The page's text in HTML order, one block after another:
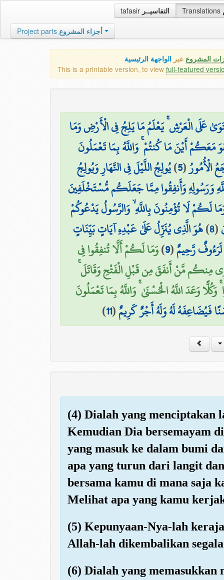
tafasir التفاسيــر Translations
Project parts أجزاء المشروع
المشروع عبر الواجهة الرئيسية
This is a printable version, to view full-featured
عَلَى الْعَرْشِ ۚ يَعْلَمُ مَا يَلِجُ فِي الْأَرْضِ وَمَا
مَعَكُمْ أَيْنَ مَا كُنتُمْ ۚ وَاللَّهُ بِمَا تَعْمَلُونَ
الْأُمُورُ(
5
)يُولِجُ اللَّيْلَ فِي النَّهَارِ وَيُولِجُ
وَرَسُولِهِ وَأَنفِقُوا مِمَّا جَعَلَكُم مُّسْتَخْلَفِينَ
لَكُمْ لَا تُؤْمِنُونَ بِاللَّهِ ۙ وَالرَّسُولُ يَدْعُوكُمْ
(
8
)هُوَ الَّذِي يُنَزِّلُ عَلَىٰ عَبْدِهِ آيَاتٍ بَيِّنَاتٍ
رَّحِيمٌ(
9
)وَمَا لَكُمْ أَلَّا تُنفِقُوا فِي
مِنكُم مَّنْ أَنفَقَ مِن قَبْلِ الْفَتْحِ وَقَاتَلَ
وَعَدَ اللَّهُ الْحُسْنَىٰ ۚ وَاللَّهُ بِمَا تَعْمَلُونَ
فَيُضَاعِفَهُ لَهُ وَلَهُ أَجْرٌ كَرِيمٌ(
11
)
(4) Dialah yang menciptakan
Kemudian Dia bersemayam
yang masuk ke dalam bumi
apa yang turun dari langit
bersama kamu di mana saja
Melihat apa yang kamu
(5) Kepunyaan-Nya-lah
Allah-lah dikembalikan
(6) Dialah yang memasukkan